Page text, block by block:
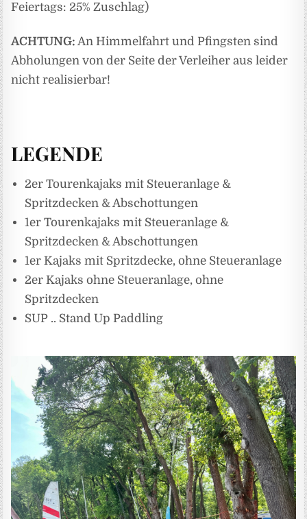
Feiertags: 25% Zuschlag)
ACHTUNG: An Himmelfahrt und Pfingsten sind
Abholungen von der Seite der Verleiher aus leider
nicht realisierbar!
LEGENDE
2er Tourenkajaks mit Steueranlage &
Spritzdecken & Abschottungen
1er Tourenkajaks mit Steueranlage &
Spritzdecken & Abschottungen
1er Kajaks mit Spritzdecke, ohne Steueranlage
2er Kajaks ohne Steueranlage, ohne
Spritzdecken
SUP .. Stand Up Paddling